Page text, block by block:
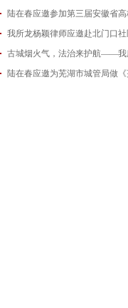
陆在春应邀参加第三届安徽省
我所龙杨颖律师应邀赴北门口
古城烟火气，法治来护航——我
陆在春应邀为芜湖市城管局做